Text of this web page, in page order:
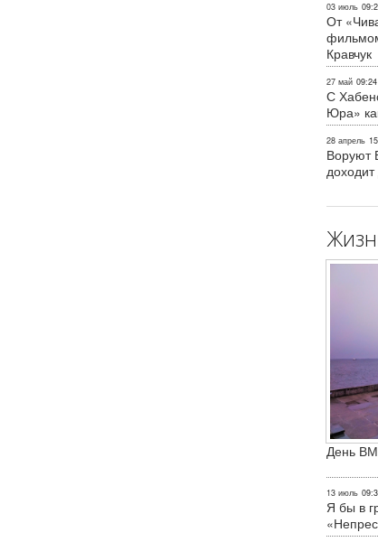
03 июль
От
Кравчук
27 май 09:24
С
Юра»
28 апрель
Воруют
День
13 июль
Я бы в